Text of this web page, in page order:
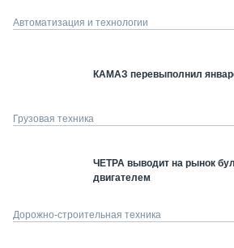
Автоматизация и технологии
КАМАЗ перевыполнил
Грузовая техника
ЧЕТРА выводит на рынок
двигателем
Дорожно-строительная техника